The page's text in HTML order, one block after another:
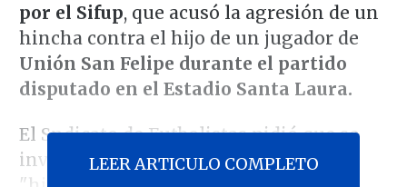
por el Sifup, que acusó la agresión de un
hincha contra el hijo de un jugador de
Unión San Felipe durante el partido
disputado en el Estadio Santa Laura.
El Sndicato de Futbolistas pidió que se
investigara lo ocurrido en el recinto
LEER ARTICULO COMPLETO